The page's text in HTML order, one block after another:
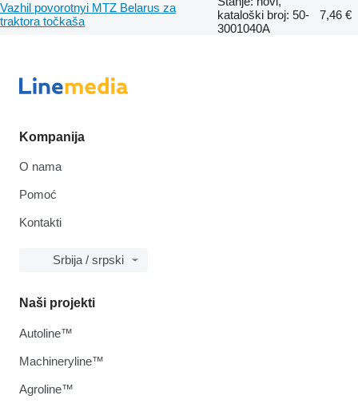
Vazhil povorotnyi MTZ Belarus za
traktora točkaša
kataloški broj: 50-
3001040А
7,46 €
Kompanija
O nama
Pomoć
Kontakti
Srbija / srpski
Naši projekti
Autoline™
Machineryline™
Agroline™